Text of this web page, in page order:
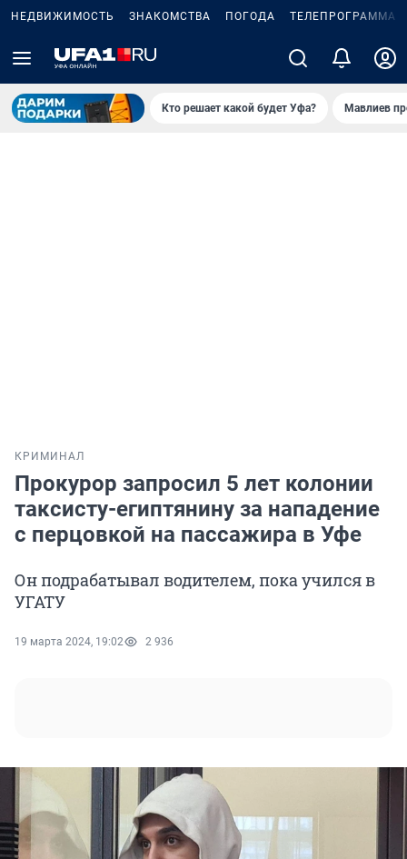
НЕДВИЖИМОСТЬ ЗНАКОМСТВА ПОГОДА ТЕЛЕПРОГРАММА
Кто решает какой будет Уфа? Мавлиев
КРИМИНАЛ
Прокурор запросил 5 лет колонии
таксисту-египтянину за нападение
с перцовкой на пассажира в Уфе
Он подрабатывал водителем, пока учился в
УГАТУ
19 марта 2024, 19:02 2 936